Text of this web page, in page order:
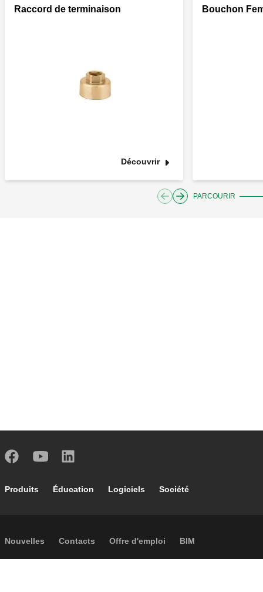
Raccord de terminaison
Découvrir
Bouchon
PARCOURIR
Footer main navigation
Produits Éducation Logiciels Société
Footer secondary navigation
Nouvelles Contacts Offre d'emploi BIM